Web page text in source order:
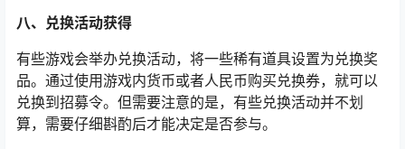
八、兑换活动获得
有些游戏会举办兑换活动，将一些稀有道具设置为兑换奖
品。通过使用游戏内货币或者人民币购买兑换券，就可以
兑换到招募令。但需要注意的是，有些兑换活动并不划
算，需要仔细斟酌后才能决定是否参与。